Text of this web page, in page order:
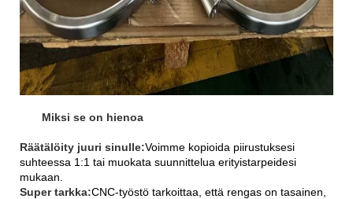
Miksi se on hienoa
Räätälöity juuri sinulle:Voimme kopioida piirustuksesi
suhteessa 1:1 tai muokata suunnittelua erityistarpeidesi
mukaan.
Super tarkka:CNC-työstö tarkoittaa, että rengas on tasainen,